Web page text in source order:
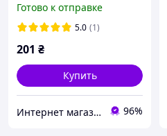
вмісту магнію та кальцію
в морських акваріумах.
Готово к отправке
5.0 (1)
201 ₴
Купить
Интернет магазин "HELMON" 96%